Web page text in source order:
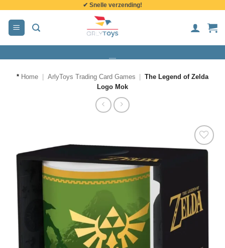
inhoud
✔ Snelle verzending!
* Home ArlyToys Trading Card Games
The Legend of Zelda
Logo Mok